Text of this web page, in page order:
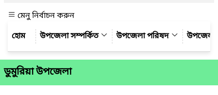
মেনু নির্বাচন করুন
উপজেলা সম্পর্কিত
উপজেলা পরিষদ উপজেলা
ডুমুরিয়া উপজেলা